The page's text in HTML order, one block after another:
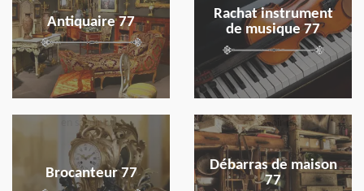
Antiquaire 77
Rachat instrument
de musique 77
Brocanteur 77
en savoir plus
Débarras de maison
77
en savoir plus